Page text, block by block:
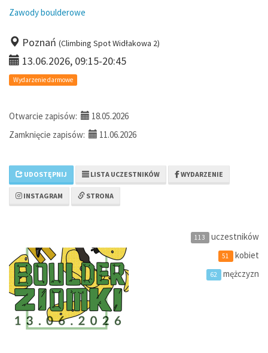
Zawody boulderowe
Poznań (Climbing Spot Widłakowa 2)
13.06.2026, 09:15-20:45
Wydarzenie darmowe
Otwarcie zapisów:
18.05.2026
Zamknięcie zapisów:
11.06.2026
UDOSTĘPNIJ LISTA UCZESTNIKÓW WYDARZENIE
INSTAGRAM STRONA
113 uczestników
51 kobiet
62 mężczyzn